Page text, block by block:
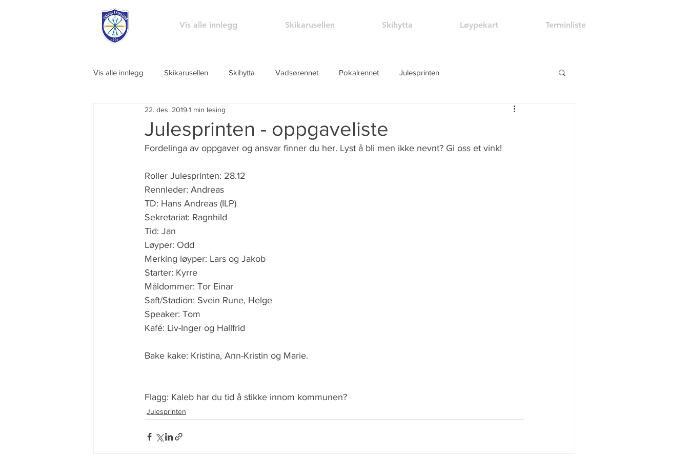
Vis alle innlegg Skikarusellen Skihytta Løypekart Terminliste
Vis alle innlegg Skikarusellen Skihytta Vadsørennet Pokalrennet Julesprinten
Julesprinten - oppgaveliste
22. des. 20191 min lesing
Fordelinga av oppgaver og ansvar finner du her. Lyst å bli men ikke nevnt? Gi oss et vink!
Roller Julesprinten: 28.12
Rennleder: Andreas
TD: Hans Andreas (ILP)
Sekretariat: Ragnhild
Tid: Jan
Løyper: Odd
Merking løyper: Lars og Jakob
Starter: Kyrre
Måldommer: Tor Einar
Saft/Stadion: Svein Rune, Helge
Speaker: Tom
Kafé: Liv-Inger og Hallfrid
Bake kake: Kristina, Ann-Kristin og Marie.
Flagg: Kaleb har du tid å stikke innom kommunen?
Julesprinten